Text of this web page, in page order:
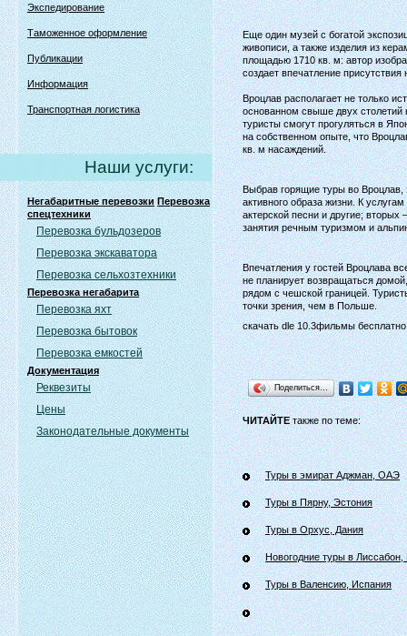
Экспедирование
Таможенное оформление
Публикации
Информация
Транспортная логистика
Наши услуги:
Негабаритные перевозки Перевозка
спецтехники
Перевозка бульдозеров
Перевозка экскаватора
Перевозка сельхозтехники
Перевозка негабарита
Перевозка яхт
Перевозка бытовок
Перевозка емкостей
Документация
Реквезиты
Цены
Законодательные документы
Еще один музей с богатой
живописи, а также изделия из
площадью 1710 кв. м: автор
создает впечатление присутствия
Вроцлав располагает не только
основанном свыше двух столетий
туристы смогут прогуляться в
на собственном опыте, что
кв. м насаждений.
Выбрав горящие туры во Вроцлав,
активного образа жизни. К
актерской песни и другие;
занятия речным туризмом и
Впечатления у гостей Вроцлава
не планирует возвращаться
рядом с чешской границей.
точки зрения, чем в Польше.
скачать dle 10.3фильмы бесплатно
Поделиться…
ЧИТАЙТЕтакже по теме:
Туры в эмират Аджман, ОАЭ
Туры в Пярну, Эстония
Туры в Орхус, Дания
Новогодние туры в Лиссабон,
Туры в Валенсию, Испания